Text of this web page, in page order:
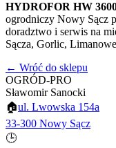
HYDROFOR HW
ogrodniczy Nowy Sącz
doradztwo i serwis na
Sącza, Gorlic,
← Wróć do sklepu
OGRÓD-PRO
Sławomir Sanocki
🏠ul. Lwowska 154a
33-300 Nowy Sącz
🕒